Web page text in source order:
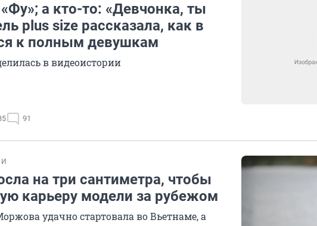
а кто-то: «Девчонка, ты
plus size рассказала, как в
к полным девушкам
в видеоистории
91
на три сантиметра, чтобы
карьеру модели за рубежом
удачно стартовала во Вьетнаме, а